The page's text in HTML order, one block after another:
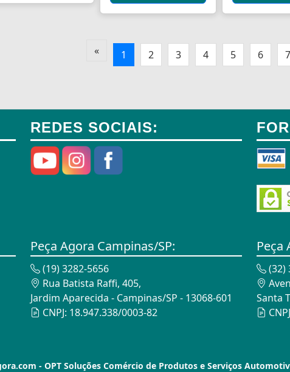
« 1 2 3 4 5 6 7
REDES SOCIAIS:
Peça Agora Campinas/SP:
(19) 3282-5656
Rua Batista Raffi, 405,
Jardim Aparecida - Campinas/SP - 13068-601
CNPJ: 18.947.338/0003-82
Peça
(32)
Santa
- OPT Soluções Comércio de Produtos e Serviços